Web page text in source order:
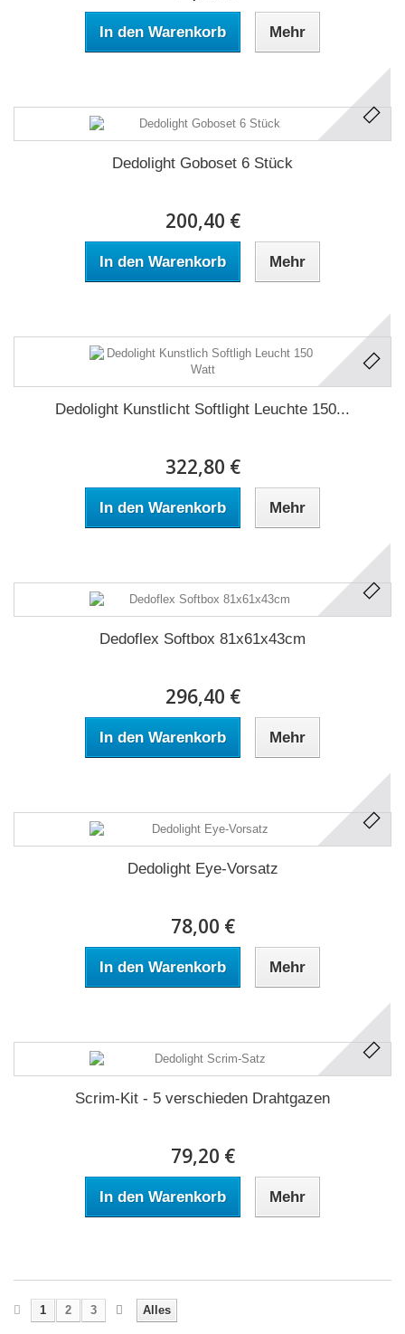
In den Warenkorb Mehr
Dedolight Goboset 6 Stück
200,40 €
In den Warenkorb Mehr
Dedolight Kunstlicht Softlight Leuchte 150...
322,80 €
In den Warenkorb Mehr
Dedoflex Softbox 81x61x43cm
296,40 €
In den Warenkorb Mehr
Dedolight Eye-Vorsatz
78,00 €
In den Warenkorb Mehr
Scrim-Kit - 5 verschieden Drahtgazen
79,20 €
In den Warenkorb Mehr
Alles
1 2 3